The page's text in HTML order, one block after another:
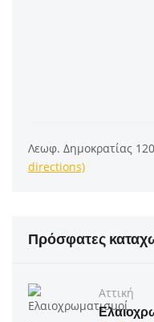
Λεωφ. Δημοκρατίας
directions)
Πρόσφατες
Αττική